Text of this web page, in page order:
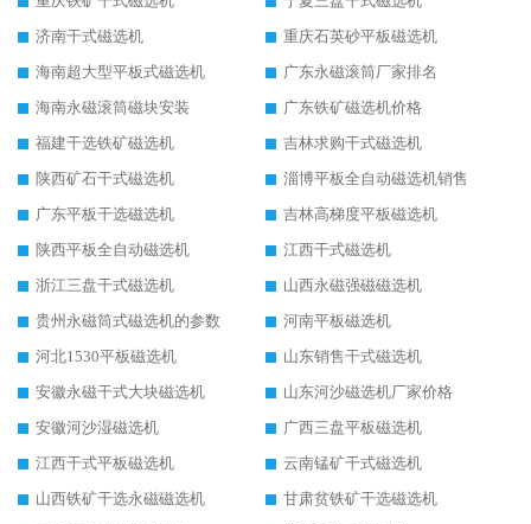
济南干式磁选机
重庆石英砂平板磁选机
海南超大型平板式磁选机
广东永磁滚筒厂家排名
海南永磁滚筒磁块安装
广东铁矿磁选机价格
福建干选铁矿磁选机
吉林求购干式磁选机
陕西矿石干式磁选机
淄博平板全自动磁选机销售
广东平板干选磁选机
吉林高梯度平板磁选机
陕西平板全自动磁选机
江西干式磁选机
浙江三盘干式磁选机
山西永磁强磁磁选机
贵州永磁筒式磁选机的参数
河南平板磁选机
河北1530平板磁选机
山东销售干式磁选机
安徽永磁干式大块磁选机
山东河沙磁选机厂家价格
安徽河沙湿磁选机
广西三盘平板磁选机
江西干式平板磁选机
云南锰矿干式磁选机
山西铁矿干选永磁磁选机
甘肃贫铁矿干选磁选机